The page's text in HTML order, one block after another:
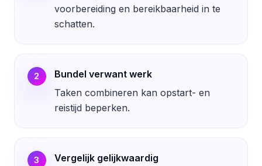
voorbereiding en bereikbaarheid in te
schatten.
2
Bundel verwant werk
Taken combineren kan opstart- en
reistijd beperken.
3
Vergelijk gelijkwaardig